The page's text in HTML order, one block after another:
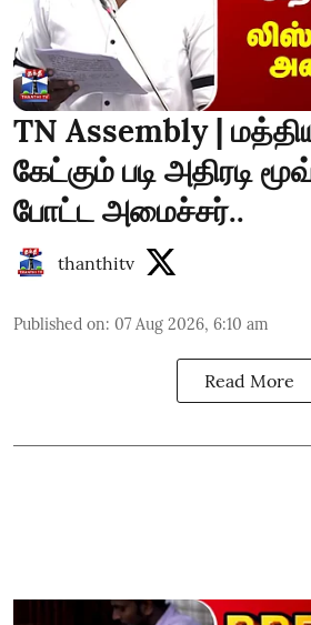
TN Assembly |
கேட்கும் படி அதிரடி
போட்ட அமைச்சர்..
thanthitv
Published on: 07 Aug 2026, 6:10 am
Read More